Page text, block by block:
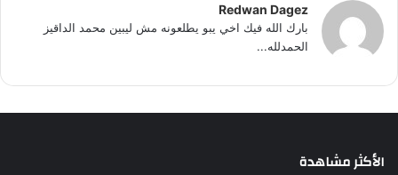
Redwan Dagez
بارك الله فيك اخي يبو يطلعونه مش ليبين محمد الداقيز
الحمدلله...
الأكثر مشاهدة